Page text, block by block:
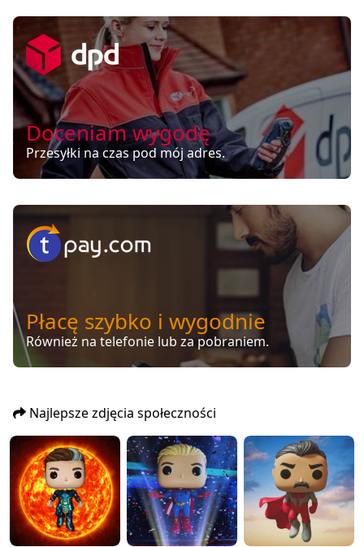
Doceniam wygodę
Przesyłki na czas pod mój adres.
Płacę szybko i wygodnie
Również na telefonie lub za pobraniem.
Najlepsze zdjęcia społeczności